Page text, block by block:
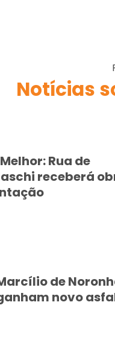
Notícias
Rua de
receberá
de
novo